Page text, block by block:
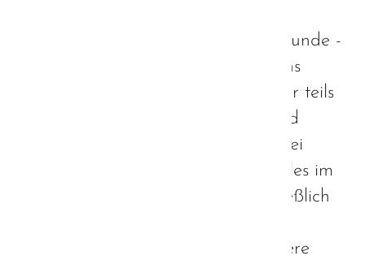
Strategie ist bei Autisten in aller Munde -
auch weit über die Grenzen Bayerns
hinaus. Viele blicken neugierig, aber teils
auch argwöhnisch nach Bayern und
fragen sich berechtigterweise, ob bei
deren Erarbeitung auch wirklich alles im
Sinne der Autisten geschieht. Schließlich
Hoffnung, dass sich langfristig unsere